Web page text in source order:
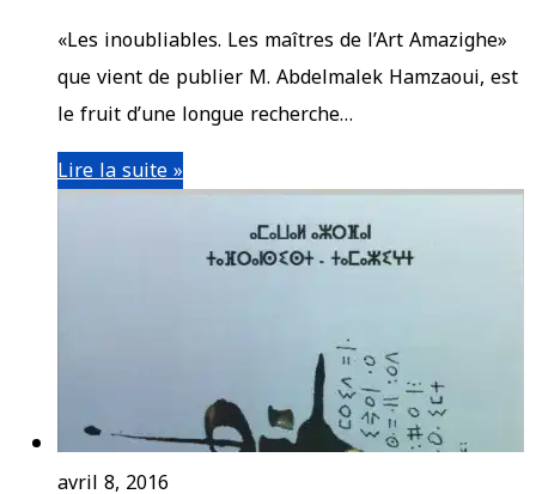
«Les inoubliables. Les maîtres de l’Art Amazighe»
que vient de publier M. Abdelmalek Hamzaoui, est
le fruit d’une longue recherche…
Lire la suite »
avril 8, 2016